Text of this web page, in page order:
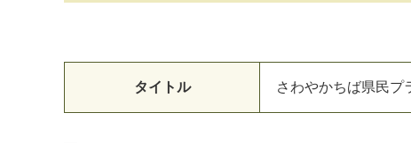
タイトル さ わやかちば県民プ